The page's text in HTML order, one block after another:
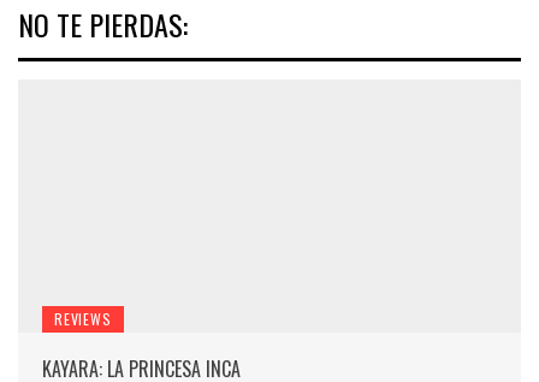
NO TE PIERDAS:
REVIEWS
KAYARA: LA PRINCESA INCA